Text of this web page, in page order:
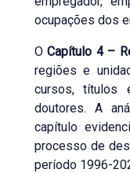
ocupações dos
OCapítulo 4 –
regiões e
cursos, títulos
doutores. A
capítulo
processo de
período 1996-